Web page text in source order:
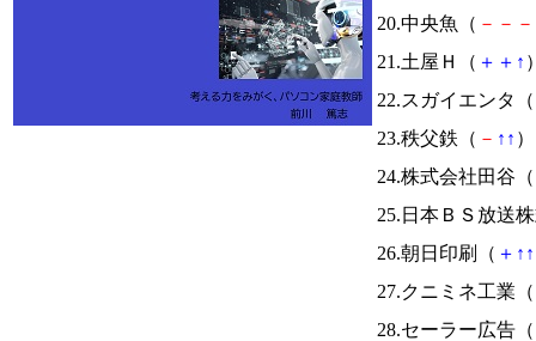
20.中央魚（ － － －
21.土屋Ｈ（ ＋ ＋ ↑
22.スガイエンタ（
23.秩父鉄（ － ↑ ↑
24.株式会社田谷（
25.日本ＢＳ放送
26.朝日印刷（ ＋ ↑ ↑
27.クニミネ工業（
28.セーラー広告（